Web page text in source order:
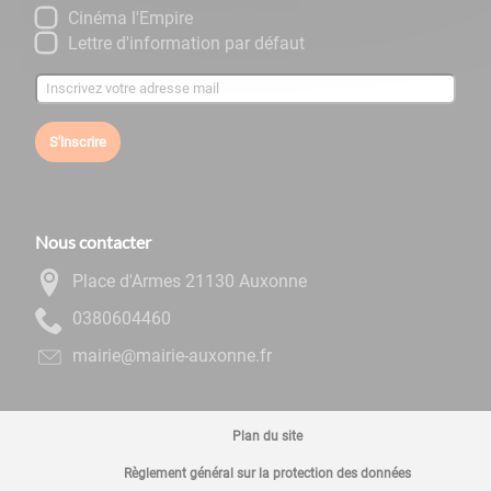
Cinéma l'Empire
Lettre d'information par défaut
S'inscrire
Nous contacter
Place d'Armes 21130 Auxonne
0644060830
rf.ennoxua-eiriam@eiriam
Plan du site
Règlement général sur la protection des données